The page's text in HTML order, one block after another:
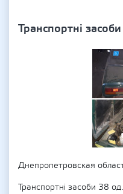
Транспортні
Днепропетровская
Транспортні засоби 38